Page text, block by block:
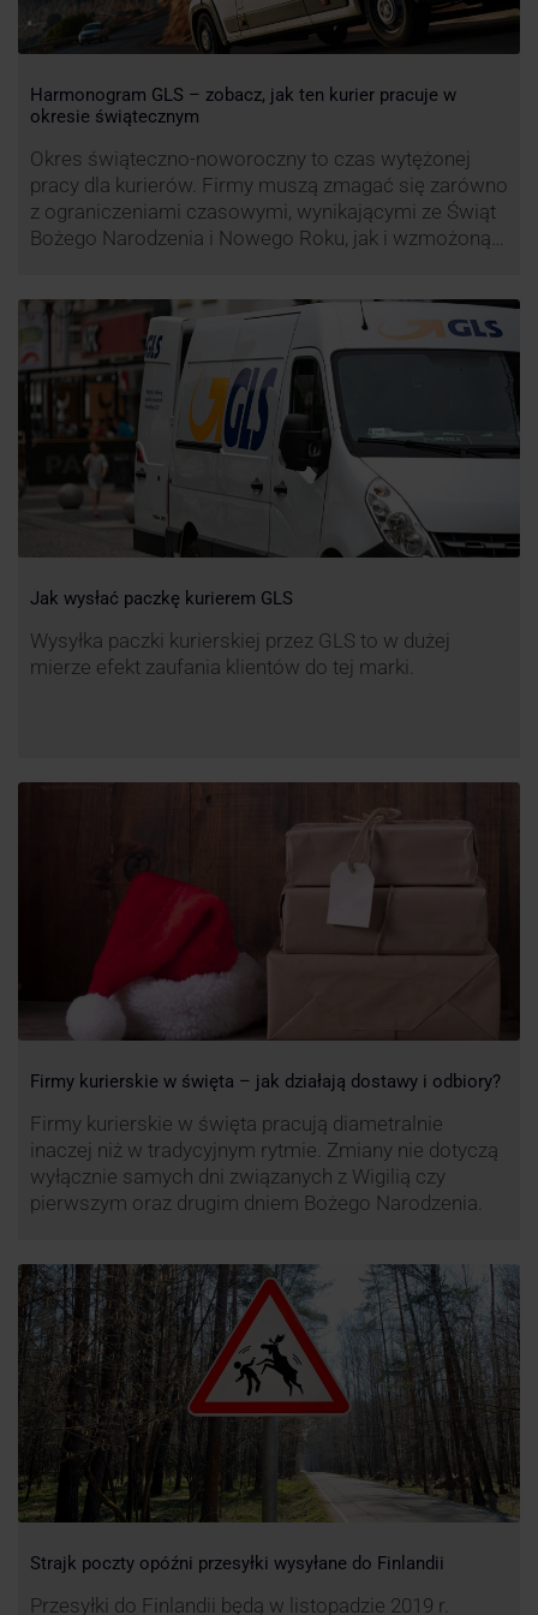
Harmonogram GLS – zobacz, jak ten kurier pracuje w
okresie świątecznym
Okres świąteczno-noworoczny to czas wytężonej
pracy dla kurierów. Firmy muszą zmagać się zarówno
z ograniczeniami czasowymi, wynikającymi ze Świąt
Bożego Narodzenia i Nowego Roku, jak i wzmożoną
firm. Zobacz harmonogram GLS na czas świąteczny!
Jak wysłać paczkę kurierem GLS
Wysyłka paczki kurierskiej przez GLS to w dużej
mierze efekt zaufania klientów do tej marki.
Firmy kurierskie w święta – jak działają dostawy i odbiory?
Firmy kurierskie w święta pracują diametralnie
inaczej niż w tradycyjnym rytmie. Zmiany nie dotyczą
wyłącznie samych dni związanych z Wigilią czy
pierwszym oraz drugim dniem Bożego Narodzenia.
Strajk poczty opóźni przesyłki wysyłane do Finlandii
Przesyłki do Finlandii będą w listopadzie 2019 r.